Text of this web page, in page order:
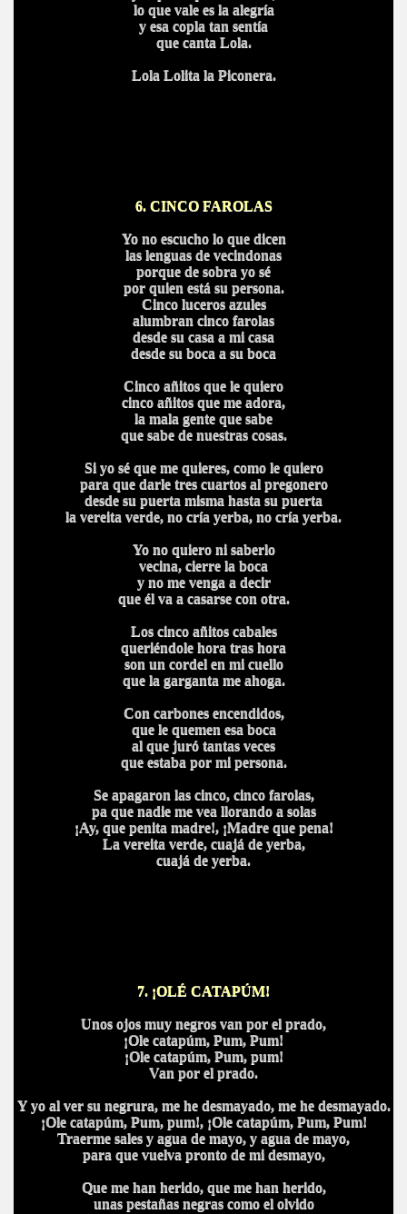
lo que vale es la alegría
y esa copla tan sentía
que canta Lola.
Lola Lolita la Piconera.
6. CINCO FAROLAS
Yo no escucho lo que dicen
las lenguas de vecindonas
porque de sobra yo sé
por quien está su persona.
Cinco luceros azules
alumbran cinco farolas
desde su casa a mi casa
desde su boca a su boca
Cinco añitos que le quiero
cinco añitos que me adora,
la mala gente que sabe
que sabe de nuestras cosas.
Si yo sé que me quieres, como le quiero
para que darle tres cuartos al pregonero
desde su puerta misma hasta su puerta
la vereita verde, no cría yerba, no cría yerba.
Yo no quiero ni saberlo
vecina, cierre la boca
y no me venga a decir
que él va a casarse con otra.
Los cinco añitos cabales
queriéndole hora tras hora
son un cordel en mi cuello
que la garganta me ahoga.
Con carbones encendidos,
que le quemen esa boca
al que juró tantas veces
que estaba por mi persona.
Se apagaron las cinco, cinco farolas,
pa que nadie me vea llorando a solas
¡Ay, que penita madre!, ¡Madre que pena!
La vereita verde, cuajá de yerba,
cuajá de yerba.
7. ¡OLÉ CATAPÚM!
Unos ojos muy negros van por el prado,
¡Ole catapúm, Pum, Pum!
¡Ole catapúm, Pum, pum!
Van por el prado.
Y yo al ver su negrura, me he desmayado, me he desmayado.
¡Ole catapúm, Pum, pum!, ¡Ole catapúm, Pum, Pum!
Traerme sales y agua de mayo, y agua de mayo,
para que vuelva pronto de mi desmayo,
Que me han herido, que me han herido,
unas pestañas negras como el olvido